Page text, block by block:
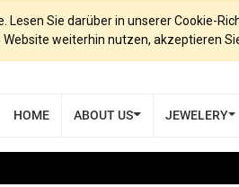
Lesen Sie darüber in unserer Cookie-
weiterhin nutzen, akzeptieren
HOME ABOUT US JEWELERY